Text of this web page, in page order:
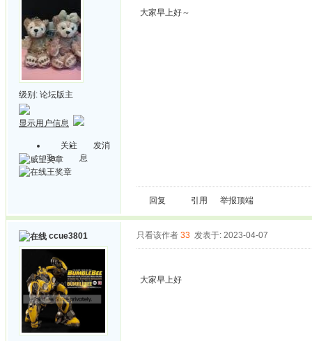
级别: 论坛版主
显示用户信息
关注
Ta
发消
息
大家早上好～
回复 引用 举报顶端
ccue3801 只看该作者 33 发表于: 2023-04-07
大家早上好